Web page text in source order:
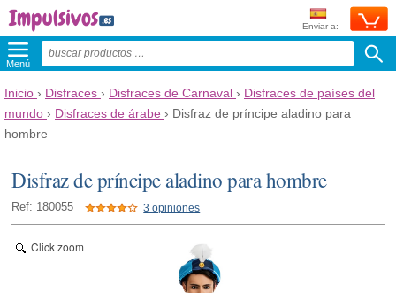
Enviar a:
Menú
Inicio › Disfraces › Disfraces de Carnaval › Disfraces de países del
mundo › Disfraces de árabe › Disfraz de príncipe aladino para
hombre
Disfraz de príncipe aladino para hombre
Ref: 180055 3 opiniones
Click zoom